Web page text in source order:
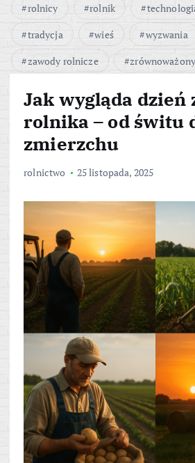
rolnicy
rolnik
tradycja
wieś
wyzwania
zawody rolnicze
Jak wygląda dzień
rolnika – od świtu
zmierzchu
rolnictwo 25 listopada, 2025